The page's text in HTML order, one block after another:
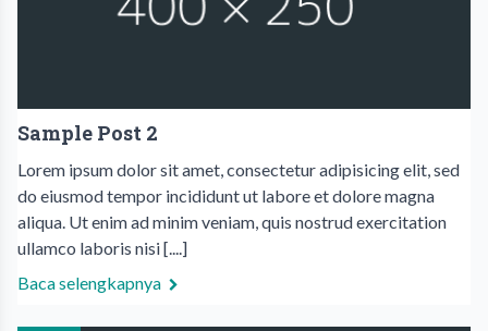
Sample Post 2
Lorem ipsum dolor sit amet, consectetur adipisicing elit, sed
do eiusmod tempor incididunt ut labore et dolore magna
aliqua. Ut enim ad minim veniam, quis nostrud exercitation
ullamco laboris nisi [....]
Baca selengkapnya